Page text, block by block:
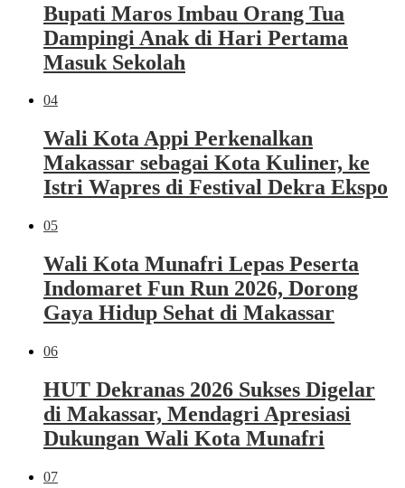
Bupati Maros Imbau Orang Tua
Dampingi Anak di Hari Pertama
Masuk Sekolah
04
Wali Kota Appi Perkenalkan
Makassar sebagai Kota Kuliner, ke
Istri Wapres di Festival Dekra Ekspo
05
Wali Kota Munafri Lepas Peserta
Indomaret Fun Run 2026, Dorong
Gaya Hidup Sehat di Makassar
06
HUT Dekranas 2026 Sukses Digelar
di Makassar, Mendagri Apresiasi
Dukungan Wali Kota Munafri
07